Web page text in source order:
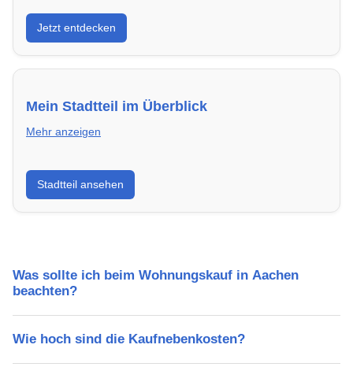
Entdecke Neubauprojekte in Aachen – modern,
energieeffizient und sofort bezugsfertig.
Jetzt entdecken
Mein Stadtteil im Überblick
Mehr anzeigen
Erfahre mehr über deinen Stadtteil in Aachen:
Lebensqualität, Verkehrsanbindung, Schulen,
Freizeitmöglichkeiten und Mietpreise.
Stadtteil ansehen
Was sollte ich beim Wohnungskauf in Aachen
beachten?
Wie hoch sind die Kaufnebenkosten?